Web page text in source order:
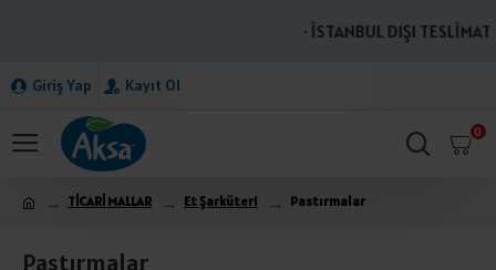
· İSTANBUL DIŞI
Giriş Yap Kayıt Ol
0
TİCARİ MALLAR Et Şarküteri Pastırmalar
Pastırmalar